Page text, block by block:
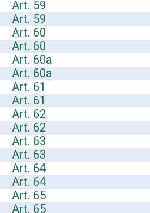
Art. 59
Art. 59
Art. 60
Art. 60
Art. 60a
Art. 60a
Art. 61
Art. 61
Art. 62
Art. 62
Art. 63
Art. 63
Art. 64
Art. 64
Art. 65
Art. 65